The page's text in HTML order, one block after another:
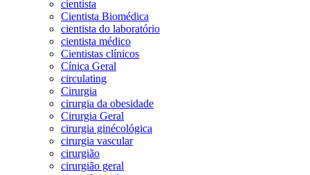
cientista
Cientista Biomédica
cientista do laboratório
cientista médico
Cientistas clínicos
Cínica Geral
circulating
Cirurgia
cirurgia da obesidade
Cirurgia Geral
cirurgia ginécológica
cirurgia vascular
cirurgião
cirurgião geral